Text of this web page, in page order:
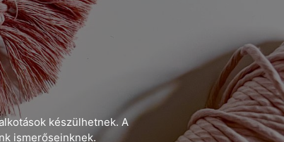
készülhetnek. A
ismerőseinknek.